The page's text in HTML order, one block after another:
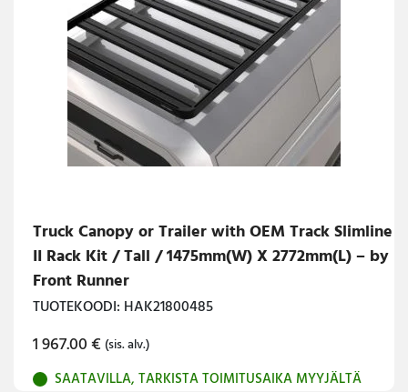
Truck Canopy or Trailer with OEM Track Slimline
II Rack Kit / Tall / 1475mm(W) X 2772mm(L) – by
Front Runner
TUOTEKOODI: HAK21800485
1 967.00€ (sis. alv.)
SAATAVILLA, TARKISTA TOIMITUSAIKA MYYJÄLTÄ